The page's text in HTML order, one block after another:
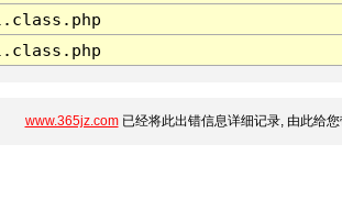
www.365jz.com已经将此出错信息详细记录, 由此给